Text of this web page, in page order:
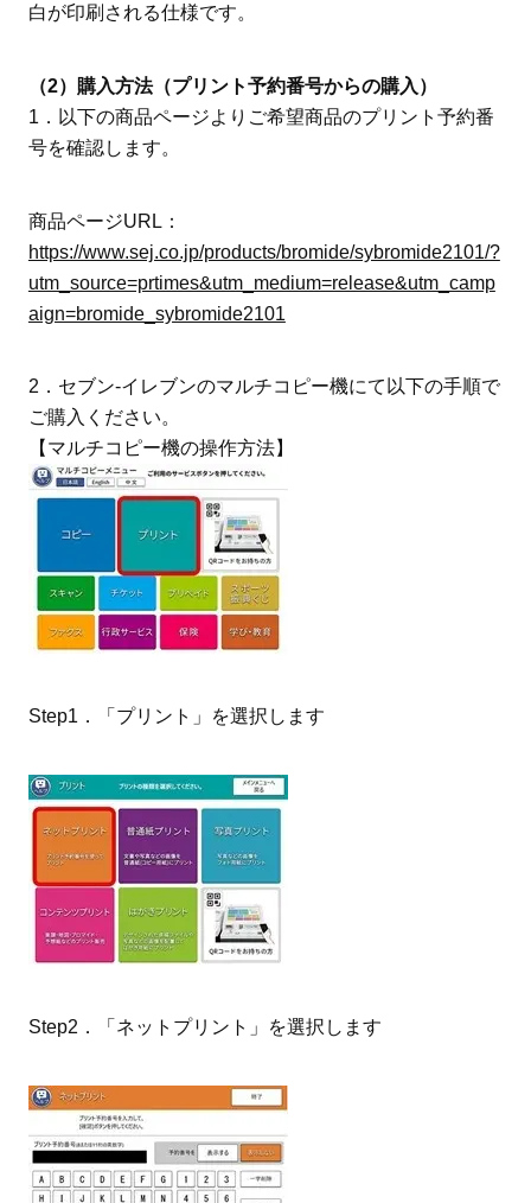
白が印刷される仕様です。
（2）購入方法（プリント予約番号からの購入）
1．以下の商品ページよりご希望商品のプリント予約番
号を確認します。
商品ページURL：
https://www.sej.co.jp/products/bromide/sybromide2101/?
utm_source=prtimes&utm_medium=release&utm_camp
aign=bromide_sybromide2101
2．セブン‐イレブンのマルチコピー機にて以下の手順で
ご購入ください。
【マルチコピー機の操作方法】
Step1．「プリント」を選択します
Step2．「ネットプリント」を選択します